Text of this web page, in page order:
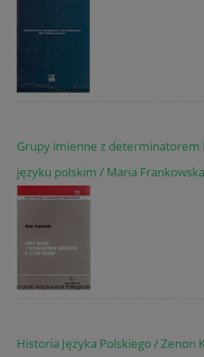
Grupy imienne z determinatorem
języku polskim / Maria Frankowska
Historia Języka Polskiego / Zenon